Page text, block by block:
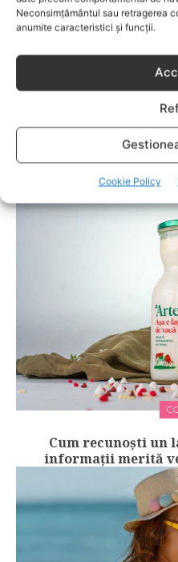
Neconsimțământul sau retragerea
anumite caracteristici și funcții.
Cookie Policy
Semne care pot
consult de
Cum recunoști un
informații merită